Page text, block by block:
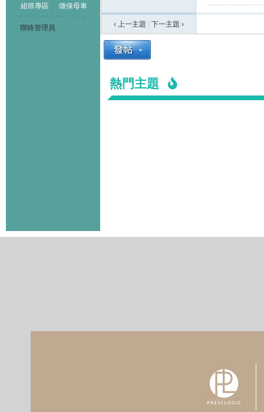
組班專區
徵保母車
聯絡管理員 ‹ 上一主題 下一主題 ›
熱門主題